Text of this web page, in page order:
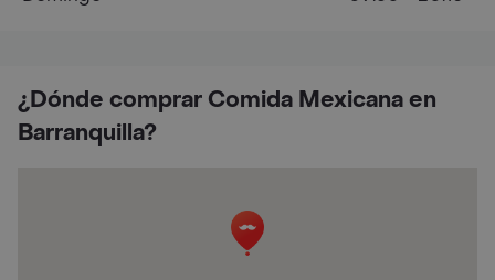
¿Dónde comprar Comida Mexicana en
Barranquilla?